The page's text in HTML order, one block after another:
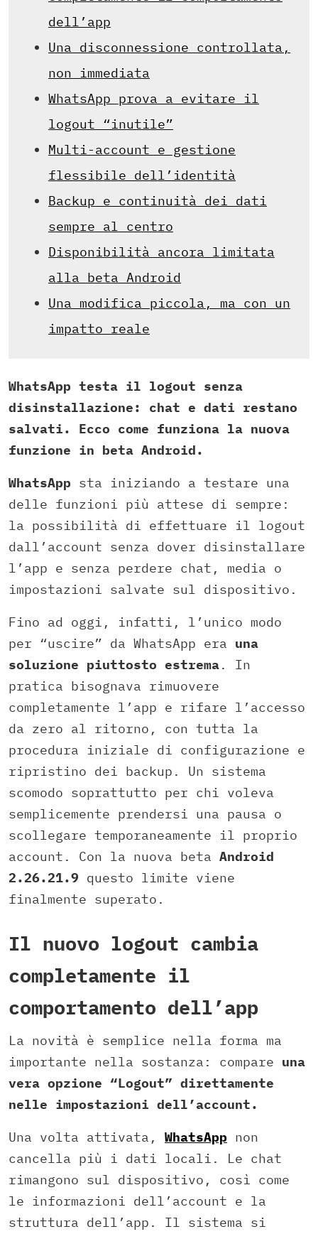
dell’app
Una disconnessione controllata,
non immediata
WhatsApp prova a evitare il
logout “inutile”
Multi-account e gestione
flessibile dell’identità
Backup e continuità dei dati
sempre al centro
Disponibilità ancora limitata
alla beta Android
Una modifica piccola, ma con un
impatto reale
WhatsApp testa il logout senza
disinstallazione: chat e dati restano
salvati. Ecco come funziona la nuova
funzione in beta Android.
WhatsApp sta iniziando a testare una
delle funzioni più attese di sempre:
la possibilità di effettuare il logout
dall’account senza dover disinstallare
l’app e senza perdere chat, media o
impostazioni salvate sul dispositivo.
Fino ad oggi, infatti, l’unico modo
per “uscire” da WhatsApp era una
soluzione piuttosto estrema. In
pratica bisognava rimuovere
completamente l’app e rifare l’accesso
da zero al ritorno, con tutta la
procedura iniziale di configurazione e
ripristino dei backup. Un sistema
scomodo soprattutto per chi voleva
semplicemente prendersi una pausa o
scollegare temporaneamente il proprio
account. Con la nuova beta Android
2.26.21.9 questo limite viene
finalmente superato.
Il nuovo logout cambia
completamente il
comportamento dell’app
La novità è semplice nella forma ma
importante nella sostanza: compare una
vera opzione “Logout” direttamente
nelle impostazioni dell’account.
Una volta attivata, WhatsApp non
cancella più i dati locali. Le chat
rimangono sul dispositivo, così come
le informazioni dell’account e la
struttura dell’app. Il sistema si